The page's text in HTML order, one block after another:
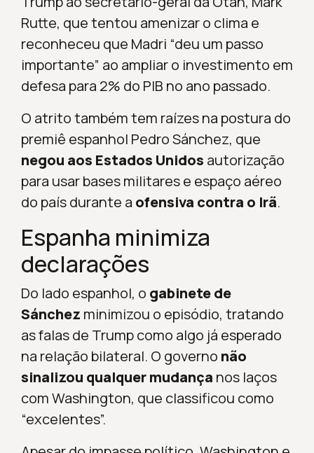
Rutte, que tentou amenizar o clima e
reconheceu que Madri “deu um passo
importante” ao ampliar o investimento em
defesa para 2% do PIB no ano passado.
O atrito também tem raízes na postura do
premiê espanhol Pedro Sánchez, que
negou aos Estados Unidos autorização
para usar bases militares e espaço aéreo
do país durante a ofensiva contra o Irã.
Espanha minimiza
declarações
Do lado espanhol, o gabinete de
Sánchez minimizou o episódio, tratando
as falas de Trump como algo já esperado
na relação bilateral. O governo não
sinalizou qualquer mudança nos laços
com Washington, que classificou como
“excelentes”.